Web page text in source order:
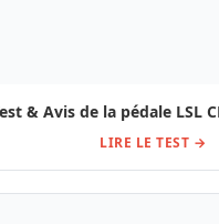
Test & Avis de la pédale LSL
LIRE LE TEST →